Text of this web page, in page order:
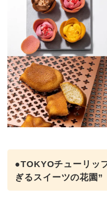
●TOKYOチューリッ
ぎるスイーツの花園”